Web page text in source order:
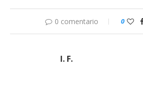
0 comentario 0
I. F.